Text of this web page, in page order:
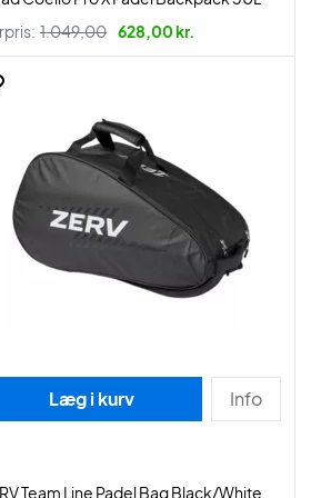
1.049,00 628,00 kr.
Læg i kurv Info
Team Line Padel Bag Black/White